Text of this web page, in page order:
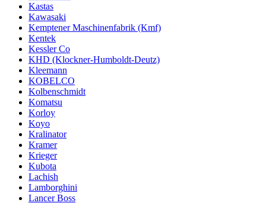
Kastas
Kawasaki
Kemptener Maschinenfabrik (Kmf)
Kentek
Kessler Co
KHD (Klockner-Humboldt-Deutz)
Kleemann
KOBELCO
Kolbenschmidt
Komatsu
Korloy
Koyo
Kralinator
Kramer
Krieger
Kubota
Lachish
Lamborghini
Lancer Boss